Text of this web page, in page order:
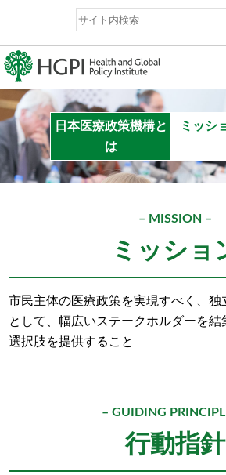
日本医療政策機構と
は
ミッシ
– MISSION –
ミッショ
市民主体の医療政策を実現すべく、独
として、幅広いステークホルダーを
選択肢を提供すること
– GUIDING
行動指針